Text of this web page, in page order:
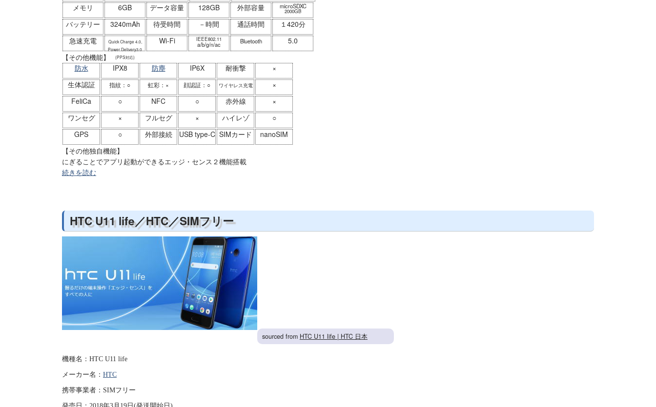
メモリ
6GB データ容量 128GB 外部容量 microSDXC
2000GB
バッテリー 3240mAh 待受時間 －時間 通話時間
１420分
急速充電
Quick Charge 4.0,
Power Delivery3.0
(PPS対応)
Wi-Fi IEEE802.11
a/b/g/n/ac Bluetooth
5.0
【その他機能】
防水
IPX8 防塵 IP6X 耐衝撃
×
生体認証
指紋：○ 虹彩：× 顔認証：○ ワイヤレス充電
×
FeliCa
○ NFC ○ 赤外線
×
ワンセグ
× フルセグ × ハイレゾ
○
GPS
○ 外部接続 USB type-C SIMカード
nanoSIM
【その他独自機能】
にぎることでアプリ起動ができるエッジ・センス２機能搭載
続きを読む
HTC U11 life／HTC／SIMフリー
sourced from HTC U11 life | HTC 日本
機種名：HTC U11 life
メーカー名： HTC
携帯事業者：SIMフリー